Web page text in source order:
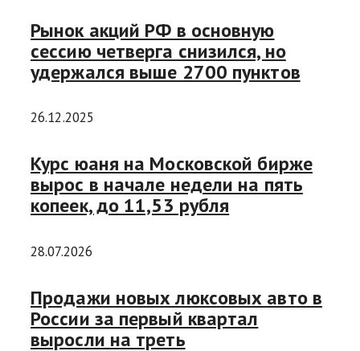
Рынок акций РФ в основную
сессию четверга снизился, но
удержался выше 2700 пунктов
26.12.2025
Курс юаня на Московской бирже
вырос в начале недели на пять
копеек, до 11,53 рубля
28.07.2026
Продажи новых люксовых авто в
России за первый квартал
выросли на треть